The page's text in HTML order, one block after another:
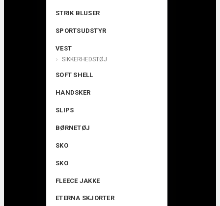
STRIK BLUSER
SPORTSUDSTYR
VEST
SIKKERHEDSTØJ
SOFT SHELL
HANDSKER
SLIPS
BØRNETØJ
SKO
SKO
FLEECE JAKKE
ETERNA SKJORTER